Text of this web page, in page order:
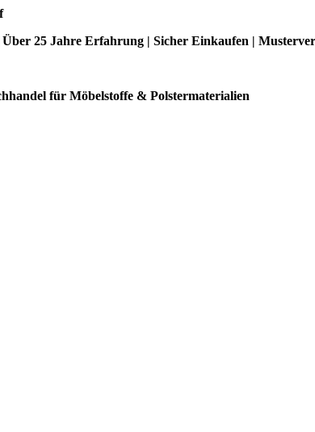
25 Jahre Erfahrung | Sicher Einkaufen |
für Möbelstoffe & Polstermaterialien